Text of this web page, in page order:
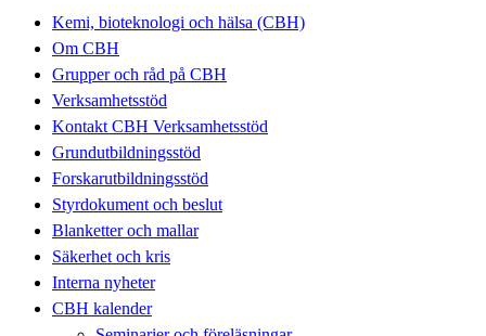
Kemi, bioteknologi och hälsa (CBH)
Om CBH
Grupper och råd på CBH
Verksamhetsstöd
Kontakt CBH Verksamhetsstöd
Grundutbildningsstöd
Forskarutbildningsstöd
Styrdokument och beslut
Blanketter och mallar
Säkerhet och kris
Interna nyheter
CBH kalender